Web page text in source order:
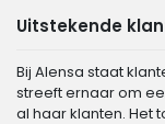
Uitstekende
Bij Alensa staat
streeft ernaar om
al haar klanten. Het